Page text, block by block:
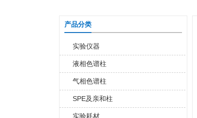
产品分类
实验仪器
液相色谱柱
气相色谱柱
SPE及亲和柱
实验耗材